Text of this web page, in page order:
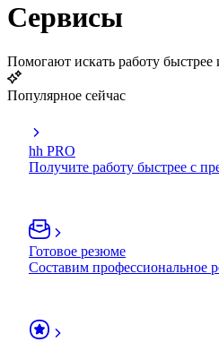
Сервисы
Помогают искать работу быстрее
Популярное сейчас
hh PRO
Получите работу быстрее с
Готовое резюме
Составим профессиональное